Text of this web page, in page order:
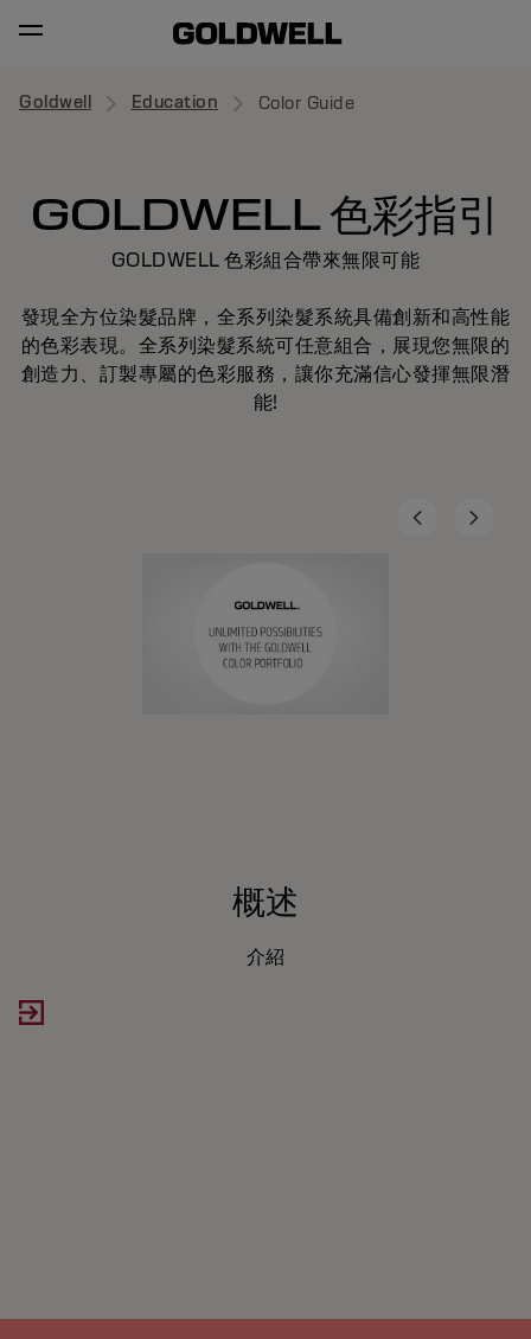
Goldwell Education Color Guide
GOLDWELL 色彩指引
GOLDWELL 色彩組合帶來無限可能
發現全方位染髮品牌，全系列染髮系統具備創新和高性能
的色彩表現。全系列染髮系統可任意組合，展現您無限的
創造力、訂製專屬的色彩服務，讓你充滿信心發揮無限潛
能!
概述
介紹